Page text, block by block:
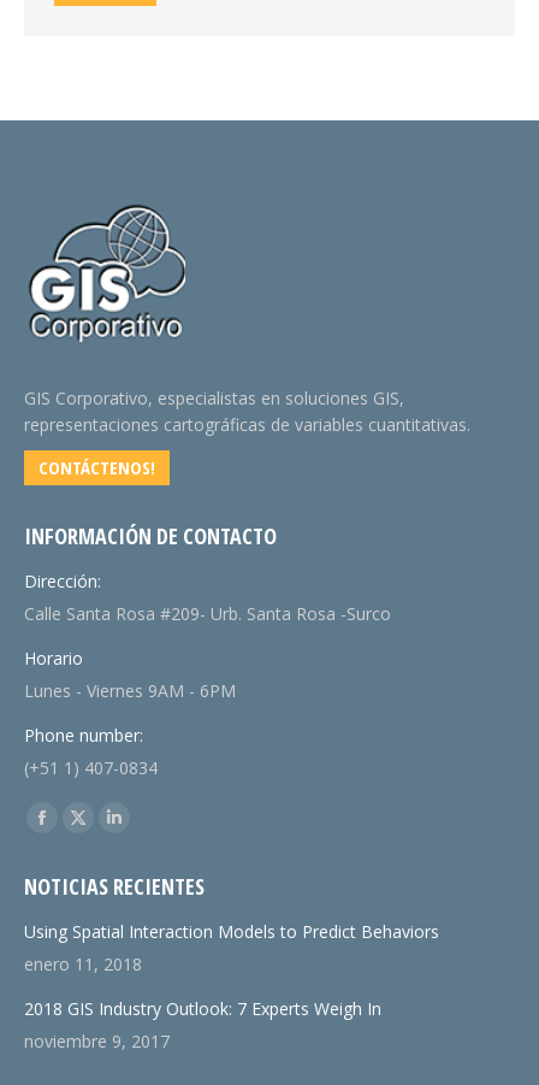
GIS Corporativo, especialistas en soluciones GIS,
representaciones cartográficas de variables cuantitativas.
CONTÁCTENOS!
INFORMACIÓN DE CONTACTO
Dirección:
Calle Santa Rosa #209- Urb. Santa Rosa -Surco
Horario
Lunes - Viernes 9AM - 6PM
Phone number:
(+51 1) 407-0834
Find us on:
Facebook
opens
in
new
X
opens
in
new
Linkedin
opens
in
new
NOTICIAS RECIENTES
Using Spatial Interaction Models to Predict Behaviors
enero 11, 2018
2018 GIS Industry Outlook: 7 Experts Weigh In
noviembre 9, 2017